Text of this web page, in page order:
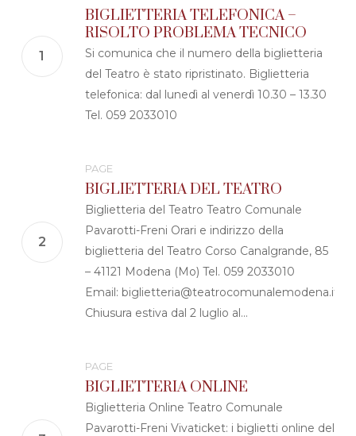
BIGLIETTERIA TELEFONICA –
RISOLTO PROBLEMA TECNICO
Si comunica che il numero della biglietteria
del Teatro è stato ripristinato. Biglietteria
telefonica: dal lunedì al venerdì 10.30 – 13.30
Tel. 059 2033010
BIGLIETTERIA DEL TEATRO
PAGE
Biglietteria del Teatro Teatro Comunale
Pavarotti-Freni Orari e indirizzo della
biglietteria del Teatro Corso Canalgrande, 85
– 41121 Modena (Mo) Tel. 059 2033010
Email: biglietteria@teatrocomunalemodena.it
Chiusura estiva dal 2 luglio al...
BIGLIETTERIA ONLINE
PAGE
Biglietteria Online Teatro Comunale
Pavarotti-Freni Vivaticket: i biglietti online del